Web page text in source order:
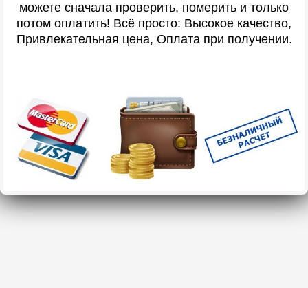
можете сначала проверить, померить и только
потом оплатить! Всё просто: Высокое качество,
Привлекательная цена, Оплата при получении.